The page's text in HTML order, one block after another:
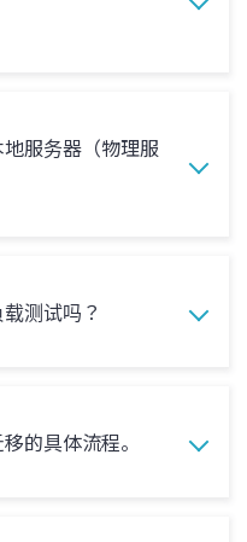
服务器（物理服
测试吗？
的具体流程。